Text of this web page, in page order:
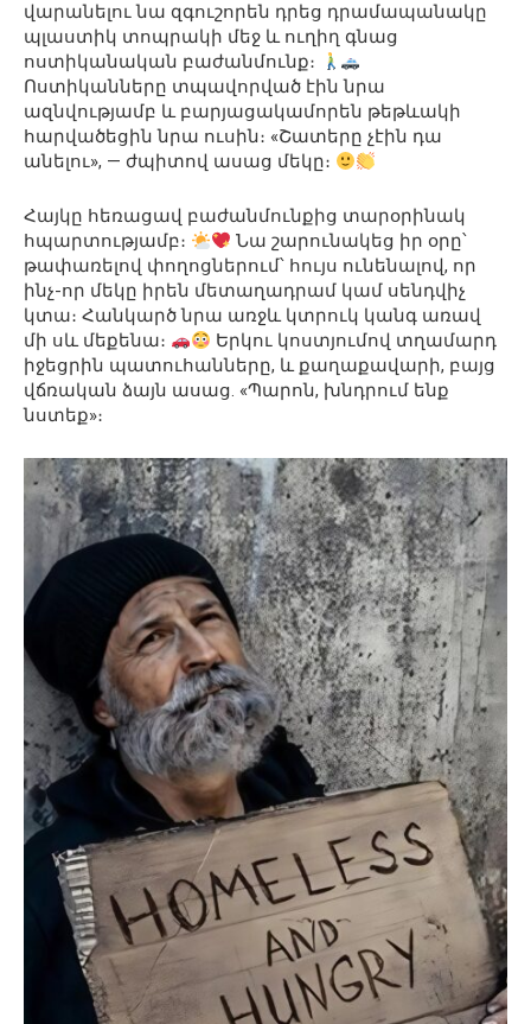
վարանելու նա զգուշորեն դրեց դրամապանակը
պլաստիկ տոպրակի մեջ և ուղիղ գնաց
ոստիկանական բաժանմունք։
Ոստիկանները տպավորված էին նրա
ազնվությամբ և բարյացակամորեն թեթևակի
հարվածեցին նրա ուսին։ «Շատերը չէին դա
անելու», — ժպիտով ասաց մեկը։
Հայկը հեռացավ բաժանմունքից տարօրինակ
հպարտությամբ։
Նա շարունակեց իր օրը՝
թափառելով փողոցներում՝ հույս ունենալով, որ
ինչ-որ մեկը իրեն մետաղադրամ կամ սենդվիչ
կտա։ Հանկարծ նրա առջև կտրուկ կանգ առավ
մի սև մեքենա։
Երկու կոստյումով տղամարդ
իջեցրին պատուհանները, և քաղաքավարի, բայց
վճռական ձայն ասաց. «Պարոն, խնդրում ենք
նստեք»։